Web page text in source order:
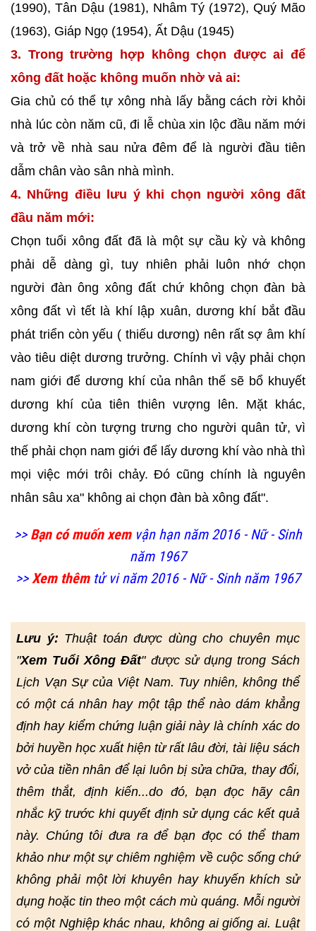
(1990), Tân Dậu (1981), Nhâm Tý (1972), Quý Mão
(1963), Giáp Ngọ (1954), Ất Dậu (1945)
3. Trong trường hợp không chọn được ai để
xông đất hoặc không muốn nhờ vả ai:
Gia chủ có thể tự xông nhà lấy bằng cách rời khỏi
nhà lúc còn năm cũ, đi lễ chùa xin lộc đầu năm mới
và trở về nhà sau nửa đêm để là người đầu tiên
dẫm chân vào sân nhà mình.
4. Những điều lưu ý khi chọn người xông đất
đầu năm mới:
Chọn tuổi xông đất đã là một sự cầu kỳ và không
phải dễ dàng gì, tuy nhiên phải luôn nhớ chọn
người đàn ông xông đất chứ không chọn đàn bà
xông đất vì tết là khí lập xuân, dương khí bắt đầu
phát triển còn yếu ( thiếu dương) nên rất sợ âm khí
vào tiêu diệt dương trưởng. Chính vì vậy phải chọn
nam giới để dương khí của nhân thế sẽ bổ khuyết
dương khí của tiên thiên vượng lên. Mặt khác,
dương khí còn tượng trưng cho người quân tử, vì
thế phải chọn nam giới để lấy dương khí vào nhà thì
mọi việc mới trôi chảy. Đó cũng chính là nguyên
nhân sâu xa" không ai chọn đàn bà xông đất".
>> Bạn có muốn xemvận hạn năm 2016 - Nữ - Sinh
năm 1967
>>Xem thêmtử vi năm 2016 - Nữ - Sinh năm 1967
Lưu ý: Thuật toán được dùng cho chuyên mục
"Xem Tuổi Xông Đất" được sử dụng trong Sách
Lịch Vạn Sự của Việt Nam. Tuy nhiên, không thể
có một cá nhân hay một tập thể nào dám khẳng
định hay kiểm chứng luận giải này là chính xác do
bởi huyền học xuất hiện từ rất lâu đời, tài liệu sách
vở của tiền nhân để lại luôn bị sửa chữa, thay đổi,
thêm thắt, định kiến...do đó, bạn đọc hãy cân
nhắc kỹ trước khi quyết định sử dụng các kết quả
này. Chúng tôi đưa ra để bạn đọc có thể tham
khảo như một sự chiêm nghiệm về cuộc sống chứ
không phải một lời khuyên hay khuyến khích sử
dụng hoặc tin theo một cách mù quáng. Mỗi người
có một Nghiệp khác nhau, không ai giống ai. Luật